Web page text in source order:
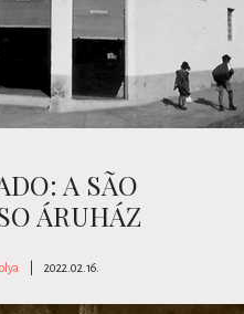
A SÃO
ÁRUHÁZ
2022.02.16.